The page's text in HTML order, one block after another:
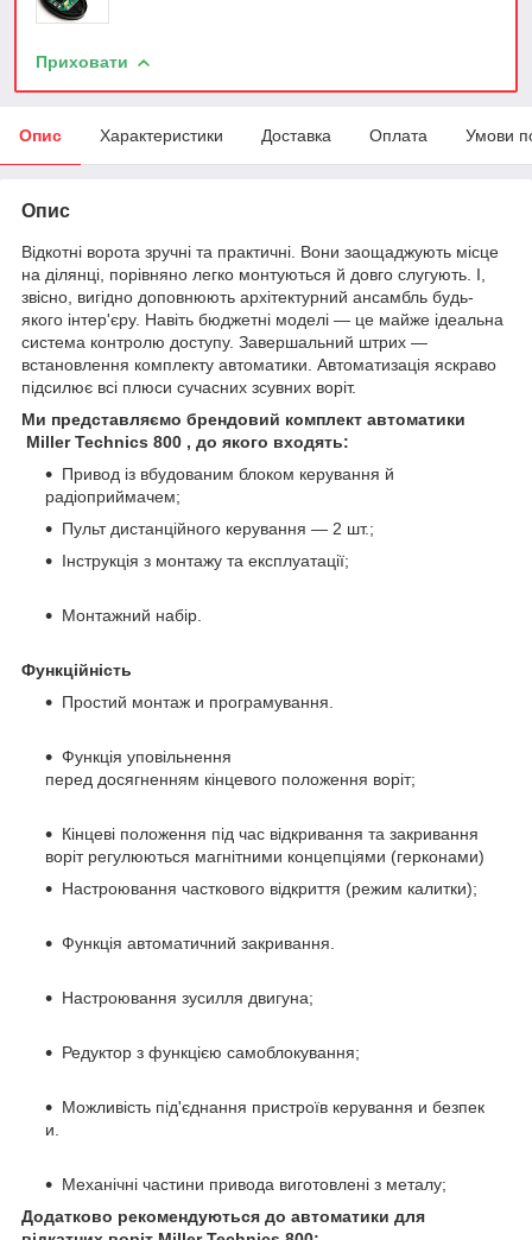
Приховати
Опис Характеристики Доставка Оплата Умови
Опис
Відкотні ворота зручні та практичні. Вони заощаджують місце
на ділянці, порівняно легко монтуються й довго слугують. І,
звісно, вигідно доповнюють архітектурний ансамбль будь-
якого інтер'єру. Навіть бюджетні моделі — це майже ідеальна
система контролю доступу. Завершальний штрих —
встановлення комплекту автоматики. Автоматизація яскраво
підсилює всі плюси сучасних зсувних воріт.
Ми представляємо брендовий комплект автоматики
Miller Technics 800 , до якого входять:
Привод із вбудованим блоком керування й
радіоприймачем;
Пульт дистанційного керування — 2 шт.;
Інструкція з монтажу та експлуатації;
Монтажний набір.
Функційність
Простий монтаж и програмування.
Функція уповільнення
перед досягненням кінцевого положення воріт;
Кінцеві положення під час відкривання та закривання
воріт регулюються магнітними концепціями (герконами)
Настроювання часткового відкриття (режим калитки);
Функція автоматичний закривання.
Настроювання зусилля двигуна;
Редуктор з функцією самоблокування;
Можливість під'єднання пристроїв керування и безпек
и.
Механічні частини привода виготовлені з металу;
Додатково рекомендуються до автоматики для